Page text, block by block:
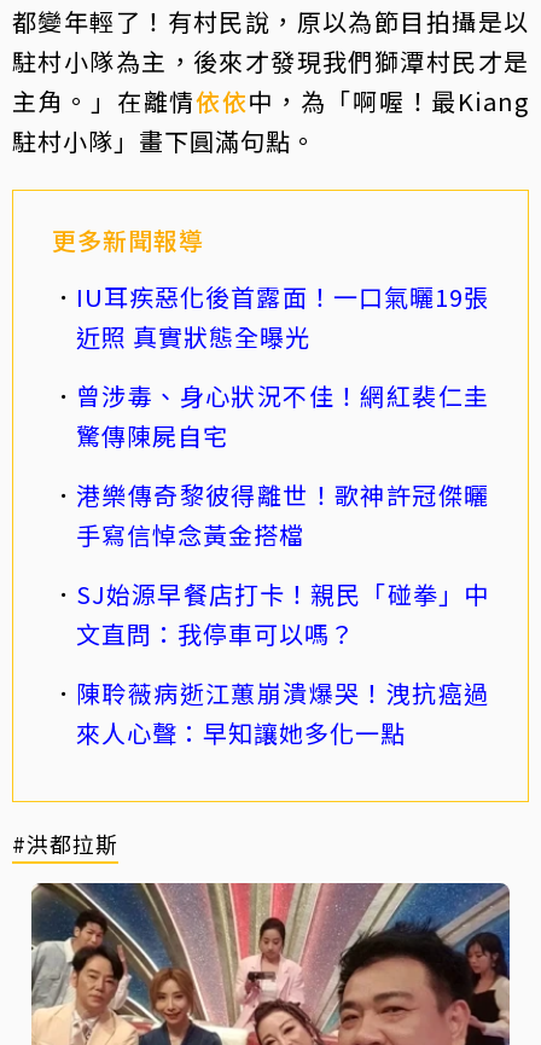
都變年輕了！有村民說，原以為節目拍攝是以
駐村小隊為主，後來才發現我們獅潭村民才是
主角。」在離情依依中，為「啊喔！最Kiang
駐村小隊」畫下圓滿句點。
更多新聞報導
IU耳疾惡化後首露面！一口氣曬19張
近照 真實狀態全曝光
曾涉毒、身心狀況不佳！網紅裴仁圭
驚傳陳屍自宅
港樂傳奇黎彼得離世！歌神許冠傑曬
手寫信悼念黃金搭檔
SJ始源早餐店打卡！親民「碰拳」中
文直問：我停車可以嗎？
陳聆薇病逝江蕙崩潰爆哭！洩抗癌過
來人心聲：早知讓她多化一點
#洪都拉斯